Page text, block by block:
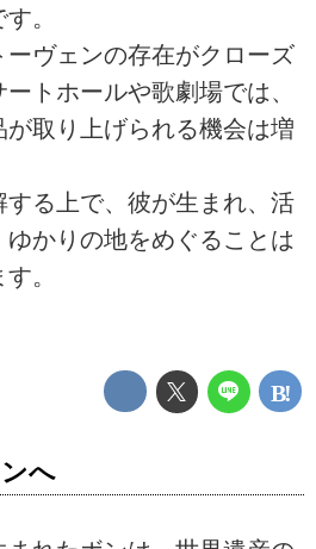
。
ヴェンの存在がクローズ
トホールや歌劇場では、
取り上げられる機会は増
する上で、彼が生まれ、活
かりの地をめぐることは
。
へ